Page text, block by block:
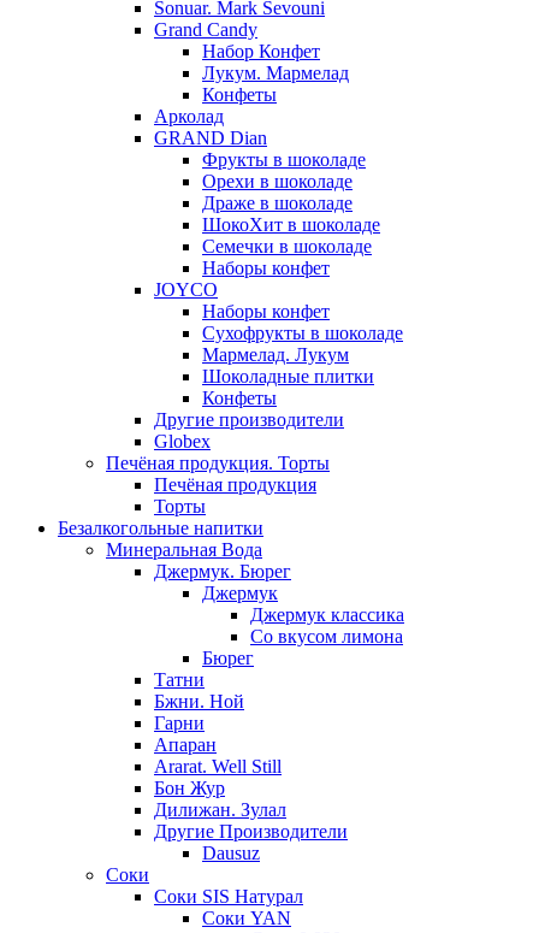
Sonuar. Mark Sevouni
Grand Candy
Набор Конфет
Лукум. Мармелад
Конфеты
Арколад
GRAND Dian
Фрукты в шоколаде
Орехи в шоколаде
Драже в шоколаде
ШокоХит в шоколаде
Семечки в шоколаде
Наборы конфет
JOYCO
Наборы конфет
Сухофрукты в шоколаде
Мармелад. Лукум
Шоколадные плитки
Конфеты
Другие производители
Globex
Печёная продукция. Торты
Печёная продукция
Торты
Безалкогольные напитки
Минеральная Вода
Джермук. Бюрег
Джермук
Джермук классика
Со вкусом лимона
Бюрег
Татни
Бжни. Ной
Гарни
Апаран
Ararat. Well Still
Бон Жур
Дилижан. Зулал
Другие Производители
Dausuz
Соки
Соки SIS Натурал
Соки YAN